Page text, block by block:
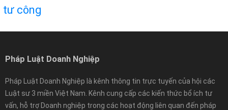
tư công
Pháp Luật Doanh Nghiệp
Pháp Luật Doanh Nghiệp là kênh thông tin trực tuyến của hội các
Luật sư 3 miền Việt Nam. Kênh cung cấp các kiến thức bổ ích tư
vấn, hỗ trợ Doanh nghiệp trong các hoạt động liên quan đến pháp